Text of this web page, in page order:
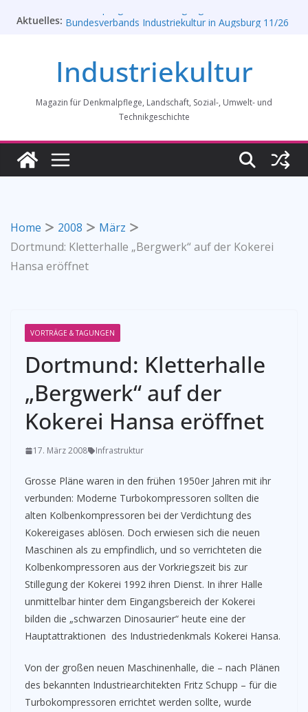
Inhalt
Aktuelles: Rahmenprogramm der Tagung des
Industriekultur Westfalens
Haus für Industriekultur in Darmstadt soll verkauft
Prof. Dr. Rainer Slotta (1.5.1946-16.6.2026)
Licht und Schatten: Fotografien des Bochumer
Ausstellung in Bochum vom 28. Mai 2026 bis 31.
Januar 2027
Industriekultur
Magazin für Denkmalpflege, Landschaft, Sozial-, Umwelt- und
Technikgeschichte
Home 2008
März
Dortmund: Kletterhalle „Bergwerk“ auf der Kokerei
Hansa eröffnet
VORTRÄGE & TAGUNGEN
Dortmund: Kletterhalle
„Bergwerk“ auf der
Kokerei Hansa eröffnet
17. März 2008 Infrastruktur
Grosse Pläne waren in den frühen 1950er Jahren mit ihr
verbunden: Moderne Turbokompressoren sollten die
alten Kolbenkompressoren bei der Verdichtung des
Kokereigases ablösen. Doch erwiesen sich die neuen
Maschinen als zu empfindlich, und so verrichteten die
Kolbenkompressoren aus der Vorkriegszeit bis zur
Stillegung der Kokerei 1992 ihren Dienst. In ihrer Halle
unmittelbar hinter dem Eingangsbereich der Kokerei
bilden die „schwarzen Dinosaurier“ heute eine der
Hauptattraktionen des Industriedenkmals Kokerei Hansa.
Von der großen neuen Maschinenhalle, die – nach Plänen
des bekannten Industriearchitekten Fritz Schupp – für die
Turbokompressoren errichtet werden sollte, wurde